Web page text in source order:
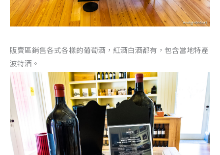
販賣區銷售各式各樣的葡萄酒，紅酒白酒都有，包含當地特產
波特酒。